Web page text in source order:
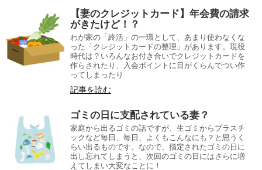
【妻のクレジットカード】年会費の請求
がきたけど！？
わが家の「終活」の一環として、あまり使わなくな
った「クレジットカードの整理」があります。現役
時代は？いろんなお付き合いでクレジットカードを
作らされたり、入会ポイントに目がくらんでつい作
ってしまったり
記事を読む
ゴミの日に支配されている妻？
家庭から出るゴミの話ですが、生ゴミからプラスチ
ックなど毎日、毎日、よくもこんなにも？と思うく
らい出るものです。なので、指定されたゴミの日に
出し忘れてしまうと、次回のゴミの日にはさらに増
えてしまい大変なことに！